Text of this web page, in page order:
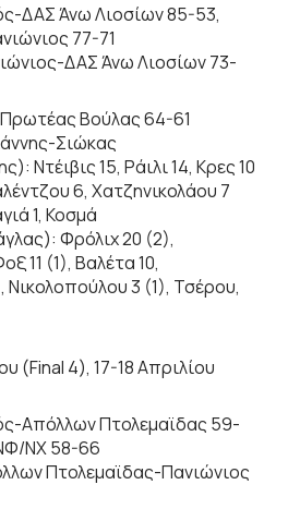
ΔΑΣ Άνω Λιοσίων 85-53,
77-71
ΔΑΣ Άνω Λιοσίων 73-
Βούλας 64-61
Σιώκας
Ντέιβις 15, Ράιλι 14, Κρες 10
6, Χατζηνικολάου 7
1, Κοσμά
Φρόλιχ 20 (2),
11 (1), Βαλέτα 10,
3 (1), Τσέρου,
(Final 4), 17-18 Απριλίου
Απόλλων Πτολεμαϊδας 59-
ΝΧ 58-66
Πτολεμαϊδας-Πανιώνιος